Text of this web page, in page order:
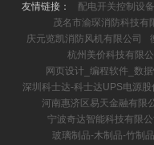
友情链接：
配电开关控制设
茂名市渝琛消防科技有
庆元览凯消防风机有限公司
杭州美价科技有限公
网页设计_编程软件_数
深圳科士达-科士达UPS电源
河南惠济区易天金融有限
宁波奇达智能科技有限
玻璃制品-木制品-竹制